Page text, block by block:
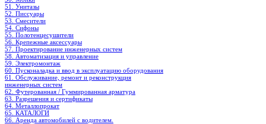
51. Унитазы
52. Писсуары
53. Смесители
54. Сифоны
55. Полотенцесушители
56. Крепежные аксессуары
57. Проектирование инженерных систем
58. Автоматизация и управление
59. Электромонтаж
60. Пусконаладка и ввод в эксплуатацию оборудования
61. Обслуживание, ремонт и реконструкция
инженерных систем
62. Футерованная / Гуммированная арматура
63. Разрешения и сертификаты
64. Металлопрокат
65. КАТАЛОГИ
66. Аренда автомобилей с водителем.